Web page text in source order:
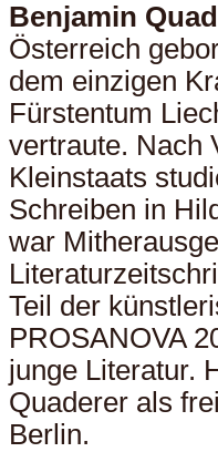
Benjamin
Österreich
dem einzigen
Fürstentum
vertraute. Nach
Kleinstaats
Schreiben in
war
Teil der
PROSANOVA
junge Literatur.
Quaderer als
Berlin.